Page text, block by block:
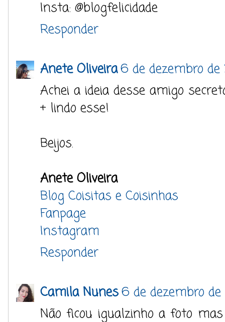
Insta: @blogfelicidade
Responder
Anete Oliveira6 de dezembro de
Achei a ideia desse amigo
+ lindo esse!
Beijos.
Anete Oliveira
Blog Coisitas e Coisinhas
Fanpage
Instagram
Responder
Camila Nunes6 de dezembro de
Não ficou igualzinho a foto